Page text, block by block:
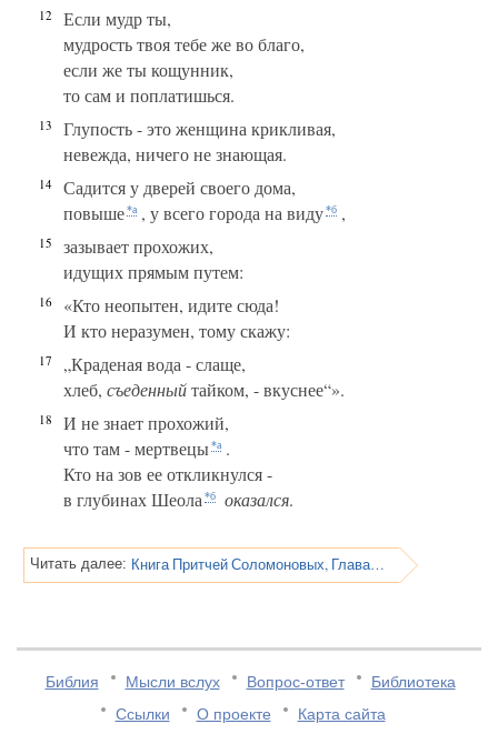
12
Если мудр ты,
мудрость твоя тебе же во благо,
если же ты кощунник,
то сам и поплатишься.
13
Глупость - это женщина крикливая,
невежда, ничего не знающая.
14
Садится у дверей своего дома,
повыше*а , у всего города на виду*б ,
15
зазывает прохожих,
идущих прямым путем:
16
«Кто неопытен, идите сюда!
И кто неразумен, тому скажу:
17
„Краденая вода - слаще,
хлеб, съеденныйтайком, - вкуснее“».
18
И не знает прохожий,
что там - мертвецы*а .
Кто на зов ее откликнулся -
в глубинах Шеола *б оказался.
Читать далее: Книга Притчей Соломоновых, Глава 10
Библия Мысли вслух Вопрос-ответ
Библиотека
Ссылки
О проекте Карта сайта